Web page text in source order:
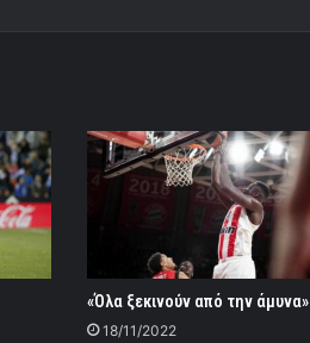
«Όλα ξεκινούν από την άμυνα»
18/11/2022